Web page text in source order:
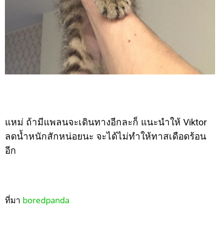
แหม่ ถ้ามีแพลนจะเดินทางอีกละก็ แนะนำให้ Viktor
ลดน้ำหนักสักหน่อยนะ จะได้ไม่ทำให้ทาสเดือดร้อน
อีก
ที่มา boredpanda